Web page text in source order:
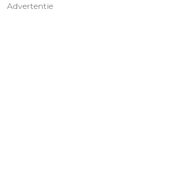
Advertentie